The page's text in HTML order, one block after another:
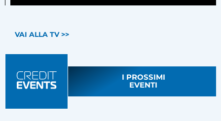
VAI ALLA TV >>
I PROSSIMI
EVENTI